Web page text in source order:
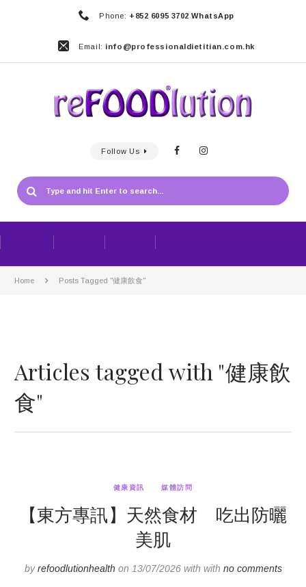
Phone: +852 6095 3702 WhatsApp
Email: info@professionaldietitian.com.hk
Follow Us
Home Posts Tagged "健康飲食"
Articles tagged with "健康飲
食"
健康資訊 媒體訪問
【東方專訊】天然食材 吃出防曬
美肌
byrefoodlutionhealth on 13/07/2026 with with no comments